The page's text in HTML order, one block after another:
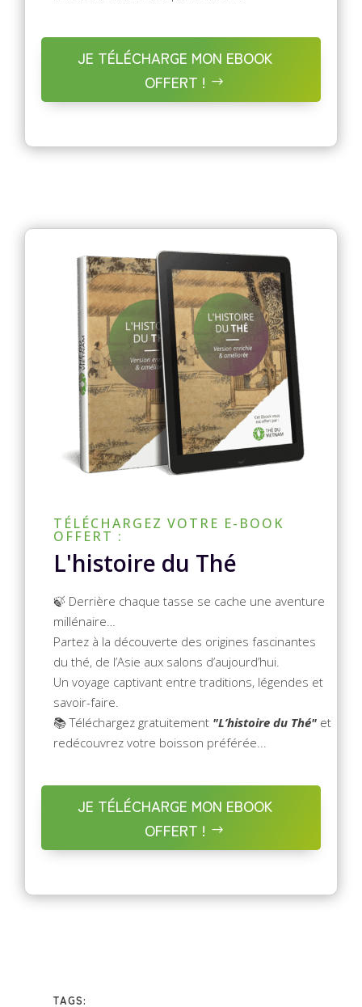
JE TÉLÉCHARGE MON EBOOK
OFFERT !
TÉLÉCHARGEZ VOTRE E-BOOK
OFFERT :
L'histoire du Thé
🍃 Derrière chaque tasse se cache une aventure
millénaire…
Partez à la découverte des origines fascinantes
du thé, de l’Asie aux salons d’aujourd’hui.
Un voyage captivant entre traditions, légendes et
savoir-faire.
📚 Téléchargez gratuitement "L’histoire du Thé" et
redécouvrez votre boisson préférée...
JE TÉLÉCHARGE MON EBOOK
OFFERT !
TAGS: